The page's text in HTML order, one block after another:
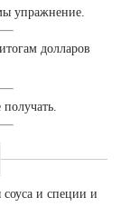
упражнение.
долларов
и специи и